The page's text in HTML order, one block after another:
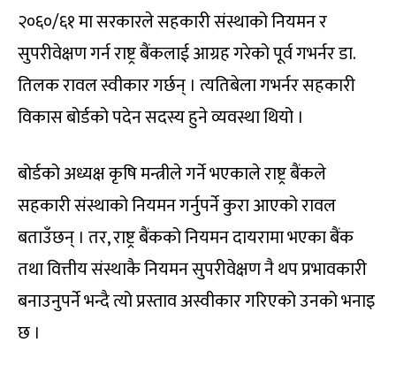
२०६०/६१ मा सरकारले सहकारी संस्थाको नियमन र
सुपरीवेक्षण गर्न राष्ट्र बैंकलाई आग्रह गरेको पूर्व गभर्नर डा.
तिलक रावल स्वीकार गर्छन् । त्यतिबेला गभर्नर सहकारी
विकास बोर्डको पदेन सदस्य हुने व्यवस्था थियो ।
बोर्डको अध्यक्ष कृषि मन्त्रीले गर्ने भएकाले राष्ट्र बैंकले
सहकारी संस्थाको नियमन गर्नुपर्ने कुरा आएको रावल
बताउँछन् । तर, राष्ट्र बैंकको नियमन दायरामा भएका बैंक
तथा वित्तीय संस्थाकै नियमन सुपरीवेक्षण नै थप प्रभावकारी
बनाउनुपर्ने भन्दै त्यो प्रस्ताव अस्वीकार गरिएको उनको भनाइ
छ ।